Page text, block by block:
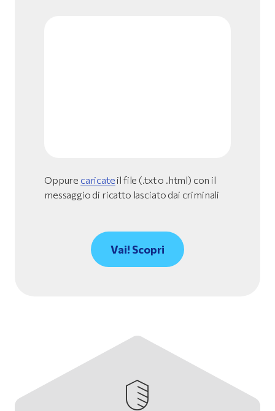
Oppure caricate il file (.txt o .html) con il
messaggio di ricatto lasciato dai criminali
Vai! Scopri